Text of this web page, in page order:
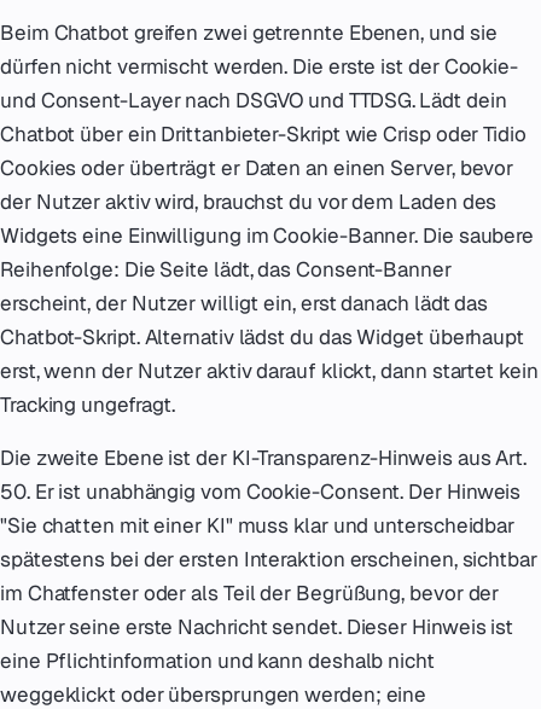
Beim Chatbot greifen zwei getrennte Ebenen, und sie
dürfen nicht vermischt werden. Die erste ist der Cookie-
und Consent-Layer nach DSGVO und TTDSG. Lädt dein
Chatbot über ein Drittanbieter-Skript wie Crisp oder Tidio
Cookies oder überträgt er Daten an einen Server, bevor
der Nutzer aktiv wird, brauchst du vor dem Laden des
Widgets eine Einwilligung im Cookie-Banner. Die saubere
Reihenfolge: Die Seite lädt, das Consent-Banner
erscheint, der Nutzer willigt ein, erst danach lädt das
Chatbot-Skript. Alternativ lädst du das Widget überhaupt
erst, wenn der Nutzer aktiv darauf klickt, dann startet kein
Tracking ungefragt.
Die zweite Ebene ist der KI-Transparenz-Hinweis aus Art.
50. Er ist unabhängig vom Cookie-Consent. Der Hinweis
"Sie chatten mit einer KI" muss klar und unterscheidbar
spätestens bei der ersten Interaktion erscheinen, sichtbar
im Chatfenster oder als Teil der Begrüßung, bevor der
Nutzer seine erste Nachricht sendet. Dieser Hinweis ist
eine Pflichtinformation und kann deshalb nicht
weggeklickt oder übersprungen werden; eine